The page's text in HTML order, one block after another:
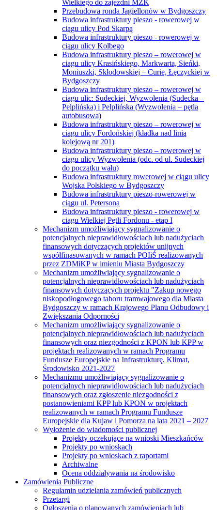
Wielkiego do zajezdni MZK
Przebudowa ronda Jagiellonów w Bydgoszczy
Budowa infrastruktury pieszo - rowerowej w
ciągu ulicy Pod Skarpą
Budowa infrastruktury pieszo - rowerowej w
ciągu ulicy Kolbego
Budowa infrastruktury pieszo – rowerowej w
ciągu ulicy Krasińskiego, Markwarta, Sieńki,
Moniuszki, Skłodowskiej – Curie, Łęczyckiej w
Bydgoszczy
Budowa infrastruktury pieszo – rowerowej w
ciągu ulic: Sudeckiej, Wyzwolenia (Sudecka –
Pelplińska) i Pelplińska (Wyzwolenia – pętla
autobusowa)
Budowa infrastruktury pieszo – rowerowej w
ciągu ulicy Fordońskiej (kładka nad linią
kolejową nr 201)
Budowa infrastruktury pieszo – rowerowej w
ciągu ulicy Wyzwolenia (odc. od ul. Sudeckiej
do początku wału)
Budowa infrastruktury rowerowej w ciągu ulicy
Wojska Polskiego w Bydgoszczy
Budowa infrastruktury pieszo-rowerowej w
ciągu ul. Petersona
Budowa infrastruktury pieszo - rowerowej w
ciągu Wielkiej Pętli Fordonu - etap I
Mechanizm umożliwiający sygnalizowanie o
potencjalnych nieprawidłowościach lub nadużyciach
finansowych dotyczących projektów unijnych
współfinasowanych w ramach POIiŚ realizowanych
przez ZDMiKP w imieniu Miasta Bydgoszczy
Mechanizm umożliwiający sygnalizowanie o
potencjalnych nieprawidłowościach lub nadużyciach
finansowych dotyczących projektu "Zakup nowego
niskopodłogowego taboru tramwajowego dla Miasta
Bydgoszczy w ramach Krajowego Planu Odbudowy i
Zwiększania Odporności
Mechanizm umożliwiający sygnalizowanie o
potencjalnych nieprawidłowościach lub nadużyciach
finansowych oraz niezgodności z KPON lub KPP w
projektach realizowanych w ramach Programu
Fundusze Europejskie na Infrastrukturę, Klimat,
Środowisko 2021-2027
Mechanizmu umożliwiający sygnalizowanie o
potencjalnych nieprawidłowościach lub nadużyciach
finansowych oraz zgłoszenie niezgodności z
postanowieniami KPP lub KPON w projektach
realizowanych w ramach Programu Fundusze
Europejskie dla Kujaw i Pomorza na lata 2021 – 2027
Wyłożenie do wiadomości publicznej
Projekty oczekujące na wnioski Mieszkańców
Projekty po wnioskach
Projekty po wnioskach z raportami
Archiwalne
Ocena oddziaływania na środowisko
Zamówienia Publiczne
Regulamin udzielania zamówień publicznych
Przetargi
Ogłoszenia o planowanych zamówieniach lub